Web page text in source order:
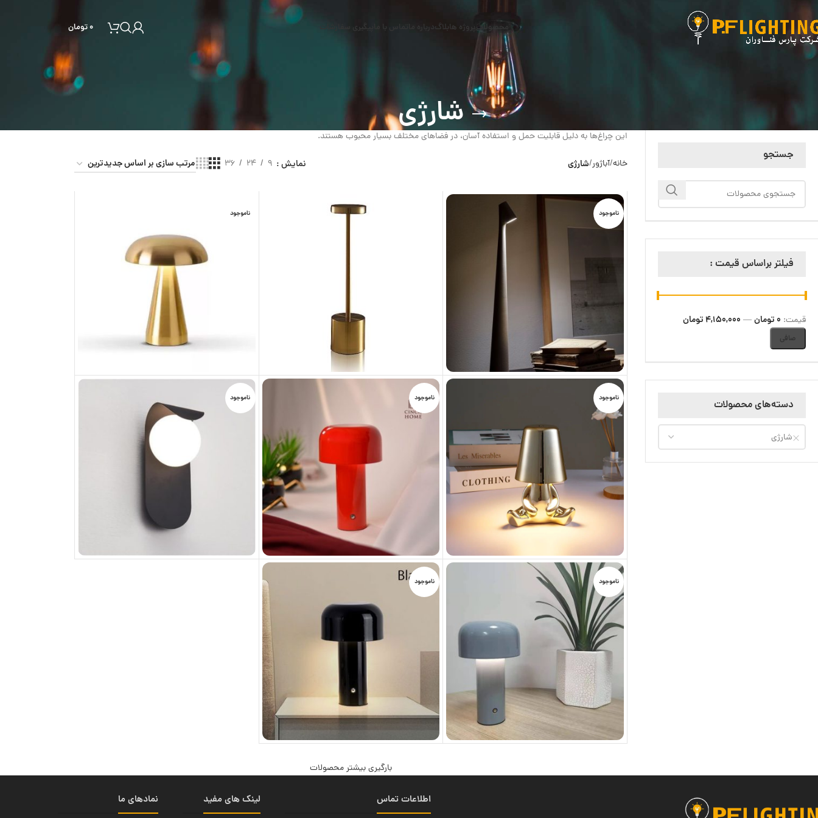
محصولات پروژه هابلاگدرباره ما تماس با ما پیگیری سفارشات ۰تومان
شارژی
جستجو
فیلتر براساس قیمت :
صافی
قيمت: 0 تومان — 4,150,000 تومان
دسته‌های محصولات
شارژی
این چراغ‌ها به دلیل قابلیت حمل و استفاده آسان، در فضاهای مختلف بسیار محبوب هستند.
خانه آباژور شارژی نمایش 9
24
36
ناموجود ناموجود
ناموجود ناموجود ناموجود
ناموجود ناموجود
بارگیری بیشتر محصولات
اطلاعات تماس لینک های مفید نمادهای ما